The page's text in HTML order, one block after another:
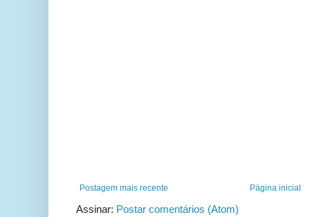
Postagem mais recente Página inicial
Assinar: Postar comentários (Atom)